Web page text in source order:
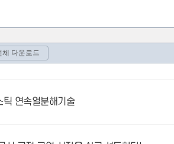
틱 연속열분해기술